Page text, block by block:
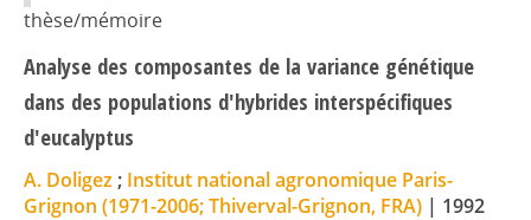
thèse/mémoire
Analyse des composantes de la variance génétique
dans des populations d'hybrides interspécifiques
d'eucalyptus
A. Doligez ; Institut national agronomique Paris-
Grignon (1971-2006; Thiverval-Grignon, FRA) | 1992